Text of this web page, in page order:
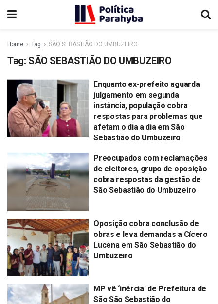
Home Tag SÃO SEBASTIÃO DO UMBUZEIRO
Tag: SÃO SEBASTIÃO DO UMBUZEIRO
Enquanto ex-prefeito aguarda
julgamento em segunda
instância, população cobra
respostas para problemas que
afetam o dia a dia em São
Sebastião do Umbuzeiro
Preocupados com reclamações
de eleitores, grupo de oposição
cobra respostas da gestão de
São Sebastião do Umbuzeiro
Oposição cobra conclusão de
obras e leva demandas a Cícero
Lucena em São Sebastião do
Umbuzeiro
MP vê ‘inércia’ de Prefeitura de
São São Sebastião do